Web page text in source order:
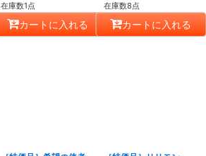
在庫数1点
カートに入れる
在庫数8点
カートに入れる